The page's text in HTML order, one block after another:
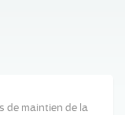
de maintien de la